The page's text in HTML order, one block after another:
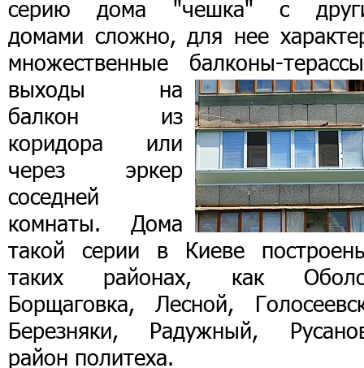
серию дома "чешка" с
домами сложно, для нее
множественные балконы-
выходы на
балкон из
коридора или
через эркер
соседней
комнаты. Дома
такой серии в Киеве
таких районах, как
Борщаговка, Лесной,
Березняки, Радужный,
район политеха.